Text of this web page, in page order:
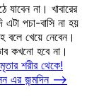
যাবেন না। খাবারের
পচা-বাসি না হয়
বলে খেয়ে নেবেন।
কখনো হবে না।
শরীর থেকে!
এর জন্মদিন ⟶